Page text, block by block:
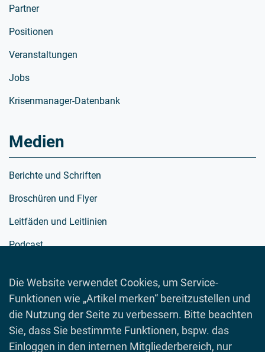
Die Website verwendet Cookies, um Service-
Funktionen wie „Artikel merken“ bereitzustellen und
die Nutzung der Seite zu verbessern. Bitte beachten
Sie, dass Sie bestimmte Funktionen, bspw. das
Einloggen in den internen Mitgliederbereich, nur
Partner
Positionen
Veranstaltungen
Jobs
Krisenmanager-Datenbank
Medien
Berichte und Schriften
Broschüren und Flyer
Leitfäden und Leitlinien
Podcast
Spielewelt
Toolboxen